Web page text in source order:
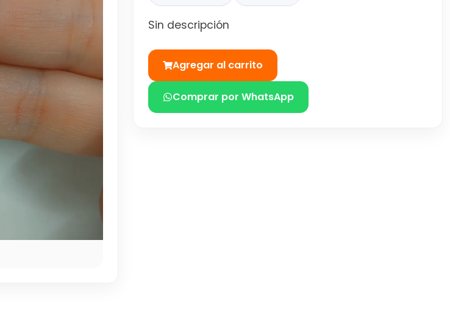
Sin descripción
Agregar al carrito
Comprar por WhatsApp